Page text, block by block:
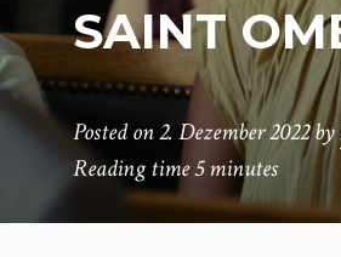
SAINT
Posted on2. Dezember 2022by
Reading time5 minutes